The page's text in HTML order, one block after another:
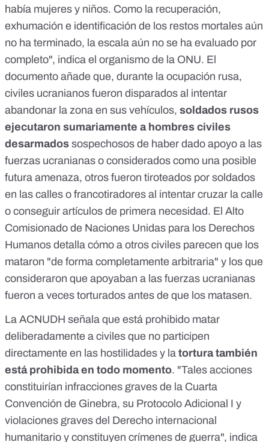
había mujeres y niños. Como la recuperación,
exhumación e identificación de los restos mortales aún
no ha terminado, la escala aún no se ha evaluado por
completo", indica el organismo de la ONU. El
documento añade que, durante la ocupación rusa,
civiles ucranianos fueron disparados al intentar
abandonar la zona en sus vehículos, soldados rusos
ejecutaron sumariamente a hombres civiles
desarmados sospechosos de haber dado apoyo a las
fuerzas ucranianas o considerados como una posible
futura amenaza, otros fueron tiroteados por soldados
en las calles o francotiradores al intentar cruzar la calle
o conseguir artículos de primera necesidad. El Alto
Comisionado de Naciones Unidas para los Derechos
Humanos detalla cómo a otros civiles parecen que los
mataron "de forma completamente arbitraria" y los que
consideraron que apoyaban a las fuerzas ucranianas
fueron a veces torturados antes de que los matasen.
La ACNUDH señala que está prohibido matar
deliberadamente a civiles que no participen
directamente en las hostilidades y la tortura también
está prohibida en todo momento. "Tales acciones
constituirían infracciones graves de la Cuarta
Convención de Ginebra, su Protocolo Adicional I y
violaciones graves del Derecho internacional
humanitario y constituyen crímenes de guerra", indica